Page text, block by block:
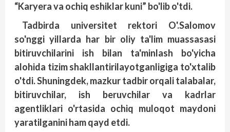
“Karyera va ochiq eshiklar kuni” bo'lib o'tdi.
Tadbirda universitet rektori O'.Salomov
so'nggi yillarda har bir oliy ta'lim muassasasi
bitiruvchilarini ish bilan ta'minlash bo'yicha
alohida tizim shakllantirilayotganligiga to'xtalib
o'tdi. Shuningdek, mazkur tadbir orqali talabalar,
bitiruvchilar, ish beruvchilar va kadrlar
agentliklari o'rtasida ochiq muloqot maydoni
yaratilganini ham qayd etdi.